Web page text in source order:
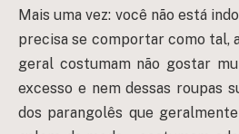
Mais uma vez: você não está
precisa se comportar como tal,
geral costumam não gostar
excesso e nem dessas roupas
dos parangolês que